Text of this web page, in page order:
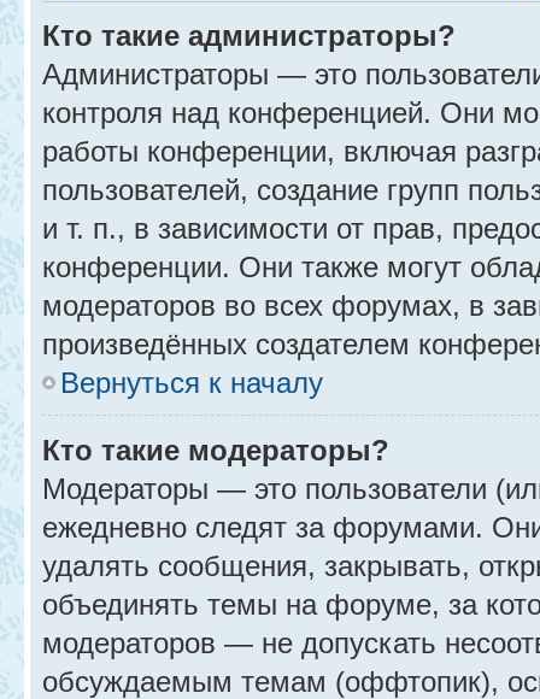
Кто такие администраторы?
Администраторы — это
контроля над конференцией. Они
работы конференции, включая
пользователей, создание групп
и т. п., в зависимости от прав,
конференции. Они также могут
модераторов во всех форумах, в
произведённых создателем
Вернуться к началу
Кто такие модераторы?
Модераторы — это пользователи
ежедневно следят за форумами.
удалять сообщения, закрывать,
объединять темы на форуме, за
модераторов — не допускать
обсуждаемым темам (оффтопик),